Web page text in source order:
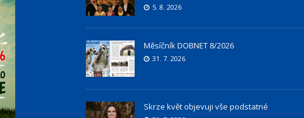
5. 8. 2026
Měsíčník DOBNET 8/2026
31. 7. 2026
Skrze květ objevuji vše podstatné